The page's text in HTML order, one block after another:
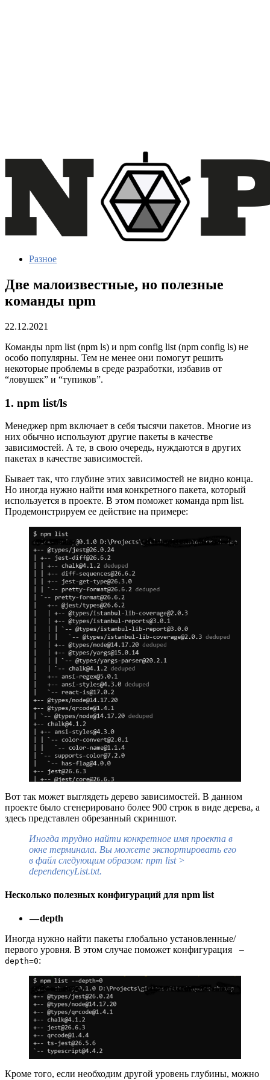
Разное
Две малоизвестные, но полезные
команды npm
22.12.2021
Команды npm list (npm ls) и npm config list (npm config ls) не
особо популярны. Тем не менее они помогут решить
некоторые проблемы в среде разработки, избавив от
“ловушек” и “тупиков”.
1. npm list/ls
Менеджер npm включает в себя тысячи пакетов. Многие из
них обычно используют другие пакеты в качестве
зависимостей. А те, в свою очередь, нуждаются в других
пакетах в качестве зависимостей.
Бывает так, что глубине этих зависимостей не видно конца.
Но иногда нужно найти имя конкретного пакета, который
используется в проекте. В этом поможет команда npm list.
Продемонстрируем ее действие на примере:
Вот так может выглядеть дерево зависимостей. В данном
проекте было сгенерировано более 900 строк в виде дерева, а
здесь представлен обрезанный скриншот.
Иногда трудно найти конкретное имя проекта в
окне терминала. Вы можете экспортировать его
в файл следующим образом: npm list >
dependencyList.txt.
Несколько полезных конфигураций для npm list
— depth
Иногда нужно найти пакеты глобально установленные/
первого уровня. В этом случае поможет конфигурация
—
depth=0:
Кроме того, если необходим другой уровень глубины, можно